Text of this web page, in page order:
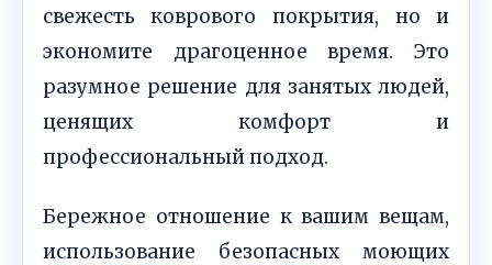
свежесть коврового покрытия, но и
экономите драгоценное время. Это
разумное решение для занятых людей,
ценящих комфорт и
профессиональный подход.
Бережное отношение к вашим вещам,
использование безопасных моющих